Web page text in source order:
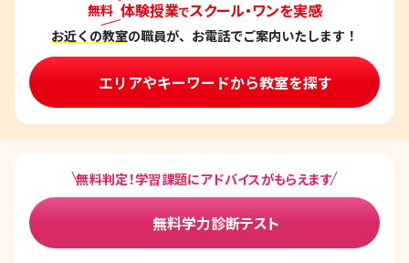
無料 体験授業でスクール・ワンを実感
お近くの教室の職員が、お電話でご案内いたします！
エリアやキーワードから教室を探す
無料判定！学習課題にアドバイスがもらえます
無料学力診断テスト